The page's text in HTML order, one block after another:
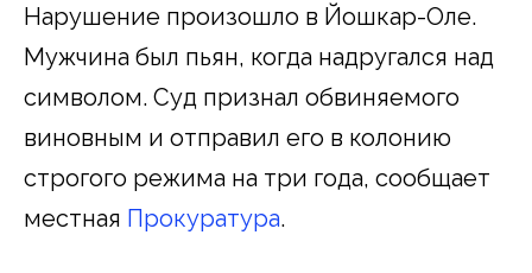
Нарушение произошло в Йошкар-Оле.
Мужчина был пьян, когда надругался над
символом. Суд признал обвиняемого
виновным и отправил его в колонию
строгого режима на три года, сообщает
местная Прокуратура.